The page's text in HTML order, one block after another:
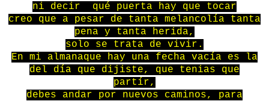
ni decir qué puerta hay que tocar
creo que a pesar de tanta melancolía tanta
pena y tanta herida,
solo se trata de vivir.
En mi almanaque hay una fecha vacía es la
del día que dijiste, que tenias que
partír,
debes andar por nuevos caminos, para